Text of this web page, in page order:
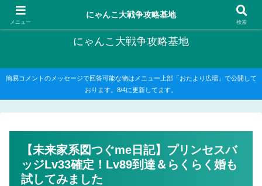
にゃんこ大戦争の攻略がメインですが、他のゲームの記事もたまに書いてます
にゃんこ大戦争攻略基地
簡易コメントのメッセージで回答可能な物はメニュー上部「おたより広場」で公開して
おります。8/4に更新してます。
【未来家系図つぐme日記】プリンセスバ
ッジLv33確定！Lv89到達＆らくらく婚も
試してみました
メニュー
にゃんこ大戦争攻略基地
検索